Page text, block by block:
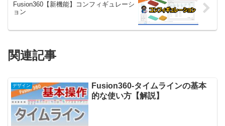
Fusion360【新機能】コンフィギュレーシ
ョン
関連記事
デザイン
Fusion360-タイムラインの基本
的な使い方【解説】